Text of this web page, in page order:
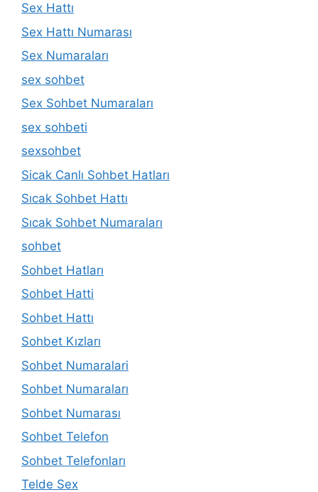
Sex Hattı
Sex Hattı Numarası
Sex Numaraları
sex sohbet
Sex Sohbet Numaraları
sex sohbeti
sexsohbet
Sicak Canlı Sohbet Hatları
Sıcak Sohbet Hattı
Sıcak Sohbet Numaraları
sohbet
Sohbet Hatları
Sohbet Hatti
Sohbet Hattı
Sohbet Kızları
Sohbet Numaralari
Sohbet Numaraları
Sohbet Numarası
Sohbet Telefon
Sohbet Telefonları
Telde Sex